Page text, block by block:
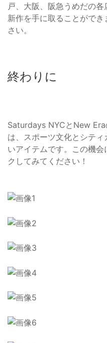
戸、大阪、阪急うめだの
新作を手に取ることがで
さい。
終わりに
Saturdays NYCとNew
は、スポーツ文化とシテ
いアイテムです。この機
クしてみてください！